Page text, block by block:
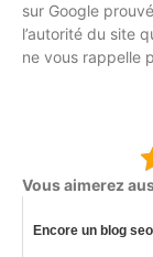
sur Google
l’autorité du site
ne vous rappelle
Vous aimerez
Encore un blog